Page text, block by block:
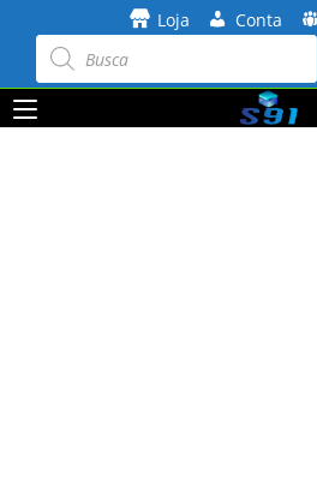
conteúdo
Loja Conta
Pesquisar
produtos